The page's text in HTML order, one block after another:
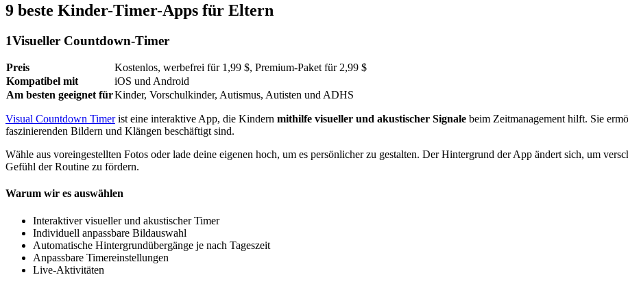
9 beste Kinder-Timer-Apps für Eltern
1Visueller Countdown-Timer
Preis
Kostenlos, werbefrei für 1,99 $, Premium-Paket für 2,99 $
Kompatibel mit
iOS und Android
Am besten geeignet fürKinder, Vorschulkinder, Autismus, Autisten und ADHS
Visual Countdown Timerist eine interaktive App, die Kindern mithilfe visueller und akustischer Signale beim Zeitmanagement hilft. Sie
faszinierenden Bildern und Klängen beschäftigt sind.
Wähle aus voreingestellten Fotos oder lade deine eigenen hoch, um es persönlicher zu gestalten. Der Hintergrund der App ändert sich, um
Gefühl der Routine zu fördern.
Warum wir es auswählen
Interaktiver visueller und akustischer Timer
Individuell anpassbare Bildauswahl
Automatische Hintergrundübergänge je nach Tageszeit
Anpassbare Timereinstellungen
Live-Aktivitäten